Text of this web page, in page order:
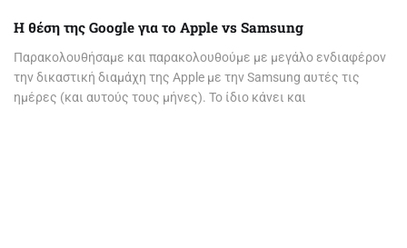
Η θέση της Google για το Apple vs Samsung
Παρακολουθήσαμε και παρακολουθούμε με μεγάλο ενδιαφέρον
την δικαστική διαμάχη της Apple με την Samsung αυτές τις
ημέρες (και αυτούς τους μήνες). Το ίδιο κάνει και